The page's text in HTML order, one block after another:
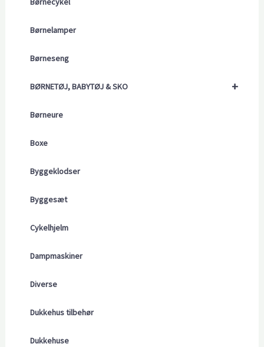
Børnelamper
Børneseng
+
BØRNETØJ, BABYTØJ & SKO
Børneure
Boxe
Byggeklodser
Byggesæt
Cykelhjelm
Dampmaskiner
Diverse
Dukkehus tilbehør
Dukkehuse